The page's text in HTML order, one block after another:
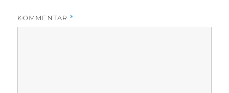
KOMMENTAR *